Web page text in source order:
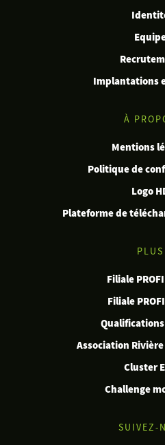
Implantations
À
Mentions
Politique de
Logo
Plateforme de
PLUS
Filiale
Filiale
Qualifications
Association
Cluster
Challenge
SUIVEZ-